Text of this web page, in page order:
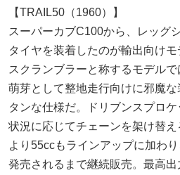
【TRAIL50（1960）】
スーパーカブC100から、レッグ
タイヤを装着したのが輸出向け
スクランブラーと称するモデル
萌芽として整地走行向けに邪魔
タンな仕様だ。ドリブンスプロ
状況に応じてチェーンを架け替
より55ccもラインアップに加わ
発売されるまで継続販売。最高